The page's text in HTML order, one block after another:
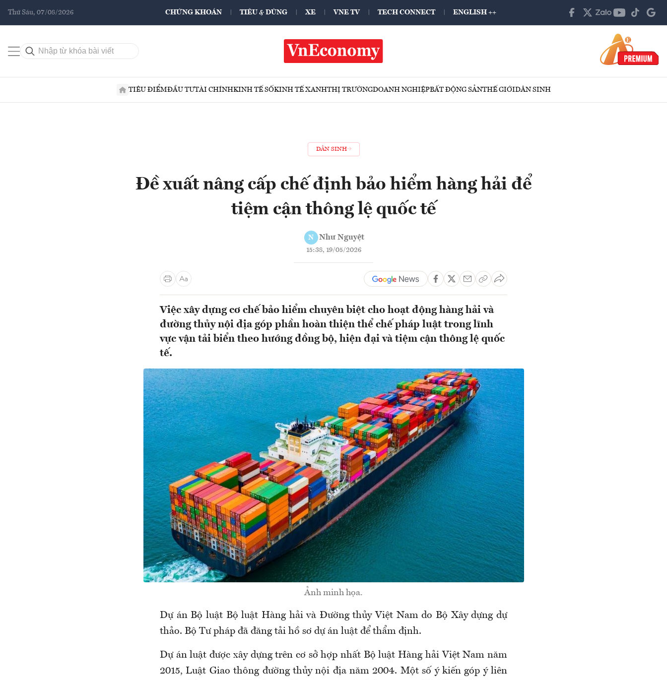
Thứ Sáu, 07/08/2026 CHỨNG KHOÁN TIÊU & DÙNG XE VNE TV TECH CONNECT ENGLISH ++
TIÊU ĐIỂMĐẦU TƯTÀI CHÍNHKINH TẾ SỐKINH TẾ XANHTHỊ TRƯỜNGDOANH NGHIỆPBẤT ĐỘNG SẢNTHẾ GIỚIDÂN SINH
DÂN SINH
Đề xuất nâng cấp chế định bảo hiểm hàng hải để
tiệm cận thông lệ quốc tế
N Như Nguyệt
15:38, 19/05/2026
Việc xây dựng cơ chế bảo hiểm chuyên biệt cho hoạt động hàng hải và
đường thủy nội địa góp phần hoàn thiện thể chế pháp luật trong lĩnh
vực vận tải biển theo hướng đồng bộ, hiện đại và tiệm cận thông lệ quốc
tế.
Ảnh minh họa.
Dự án Bộ luật Bộ luật Hàng hải và Đường thủy Việt Nam do Bộ Xây dựng dự
thảo. Bộ Tư pháp đã đăng tải hồ sơ dự án luật để thẩm định.
Dự án luật được xây dựng trên cơ sở hợp nhất Bộ luật Hàng hải Việt Nam năm
2015, Luật Giao thông đường thủy nội địa năm 2004. Một số ý kiến góp ý liên